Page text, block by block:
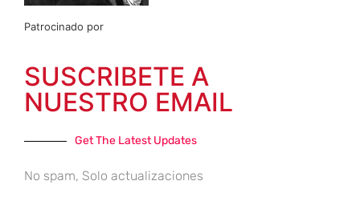
Patrocinado por
SUSCRIBETE A
NUESTRO EMAIL
Get The Latest Updates
No spam, Solo actualizaciones